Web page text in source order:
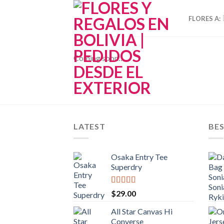
FLORES A:
Coming soon…
LATEST
Osaka Entry Tee
Superdry
Valorado
con
de 5
$29.00
All Star Canvas Hi
Converse